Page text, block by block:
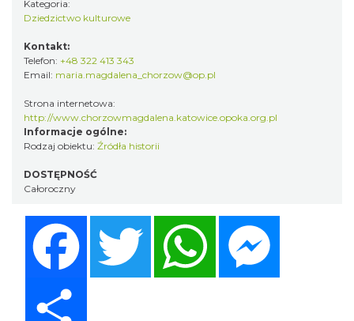
Kategoria:
Dziedzictwo kulturowe
Kontakt:
Telefon: +48 322 413 343
Email: maria.magdalena_chorzow@op.pl
Strona internetowa:
http://www.chorzowmagdalena.katowice.opoka.org.pl
Informacje ogólne:
Rodzaj obiektu: Źródła historii
DOSTĘPNOŚĆ
Całoroczny
Twitter WhatsApp